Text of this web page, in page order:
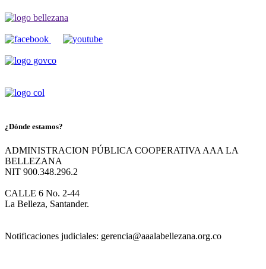
¿Dónde estamos?
ADMINISTRACION PÚBLICA COOPERATIVA AAA LA
BELLEZANA
NIT 900.348.296.2
CALLE 6 No. 2-44
La Belleza, Santander.
Notificaciones judiciales: gerencia@aaalabellezana.org.co